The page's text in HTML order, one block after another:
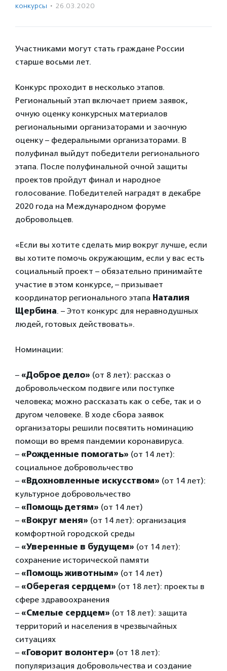
конкурсы · 26.03.2020
Участниками могут стать граждане России
старше восьми лет.
Конкурс проходит в несколько этапов.
Региональный этап включает прием заявок,
очную оценку конкурсных материалов
региональными организаторами и заочную
оценку – федеральными организаторами. В
полуфинал выйдут победители регионального
этапа. После полуфинальной очной защиты
проектов пройдут финал и народное
голосование. Победителей наградят в декабре
2020 года на Международном форуме
добровольцев.
«Если вы хотите сделать мир вокруг лучше, если
вы хотите помочь окружающим, если у вас есть
социальный проект – обязательно принимайте
участие в этом конкурсе, – призывает
координатор регионального этапа Наталия
Щербина. – Этот конкурс для неравнодушных
людей, готовых действовать».
Номинации:
– «Доброе дело» (от 8 лет): рассказ о
добровольческом подвиге или поступке
человека; можно рассказать как о себе, так и о
другом человеке. В ходе сбора заявок
организаторы решили посвятить номинацию
помощи во время пандемии коронавируса.
– «Рожденные помогать» (от 14 лет):
социальное добровольчество
– «Вдохновленные искусством» (от 14 лет):
культурное добровольчество
– «Помощь детям» (от 14 лет)
– «Вокруг меня» (от 14 лет): организация
комфортной городской среды
– «Уверенные в будущем» (от 14 лет):
сохранение исторической памяти
– «Помощь животным» (от 14 лет)
– «Оберегая сердцем» (от 18 лет): проекты в
сфере здравоохранения
– «Смелые сердцем» (от 18 лет): защита
территорий и населения в чрезвычайных
ситуациях
– «Говорит волонтер» (от 18 лет):
популяризация добровольчества и создание